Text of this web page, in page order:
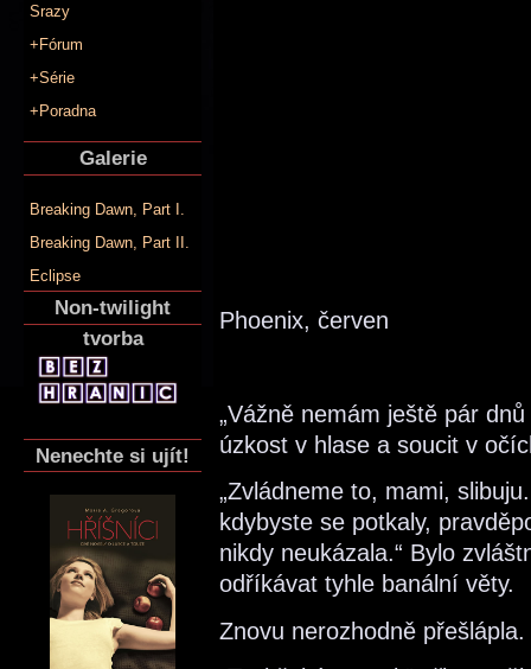
Srazy
+Fórum
+Série
+Poradna
Galerie
Breaking Dawn, Part I.
Breaking Dawn, Part II.
Eclipse
Non-twilight
tvorba
Nenechte si ujít!
Phoenix, červen
„Vážně nemám ještě pár
úzkost v hlase a soucit v
„Zvládneme to, mami,
kdybyste se potkaly,
nikdy neukázala.“ Bylo
odříkávat tyhle banální věty.
Znovu nerozhodně přešlápla.